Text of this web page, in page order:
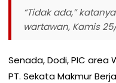
“Tidak ada,”
wartawan, Kamis
Senada, Dodi, PIC area
PT. Sekata Makmur